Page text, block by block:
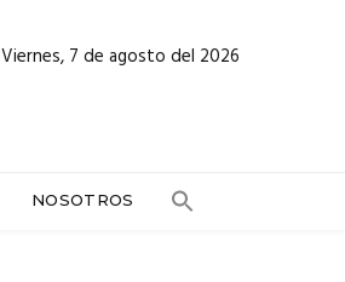
Viernes, 7 de agosto del 2026
NOSOTROS